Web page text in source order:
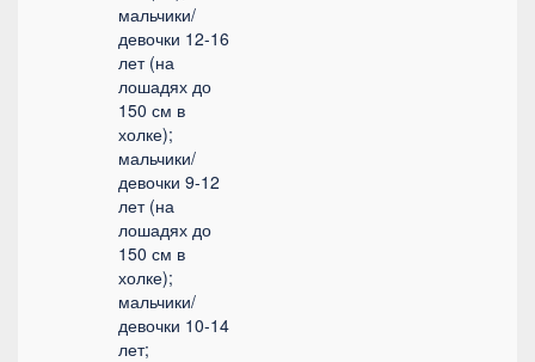
мальчики/
девочки 12-16
лет (на
лошадях до
150 см в
холке);
мальчики/
девочки 9-12
лет (на
лошадях до
150 см в
холке);
мальчики/
девочки 10-14
лет;